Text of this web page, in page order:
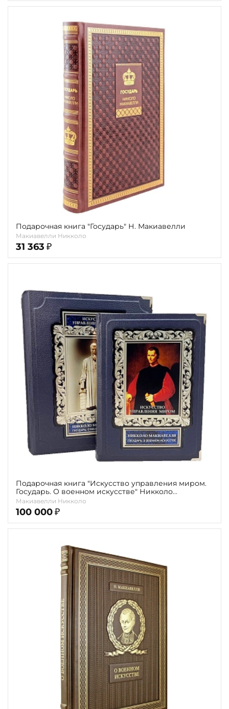
Подарочная книга "Государь" Н. Макиавелли
Макиавелли Никколо
31 363 ₽
Подарочная книга "Искусство управления миром.
Государь. О военном искусстве" Никколо
Макиавелли (в коробе)
Макиавелли Никколо
100 000 ₽